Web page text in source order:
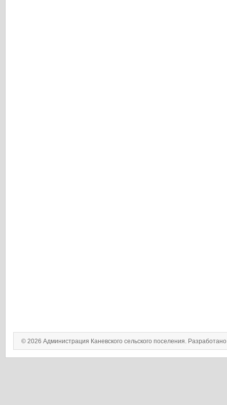
© 2026 Администрация Каневского сельского поселения.